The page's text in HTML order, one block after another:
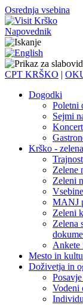
Osrednja vsebina
Napovednik
CPT KRŠKO |
Dogodki
Poletni
Sejmi
Krško -
Zelene
Zeleni
MANJ
Zeleni
Zelena
Ankete
Mesto in
Doživetja in
Vodeni